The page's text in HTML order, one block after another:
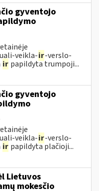
gyventojo
veikla-ir-verslo-
ir papildyta trumpoji...
gyventojo
veikla-ir-verslo-
ir papildyta plačioji...
Lietuvos
mokesčio